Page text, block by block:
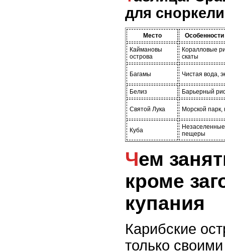
для
Место
Каймановы
острова
Коралловые
скаты
Багамы Чистая вода,
Белиз Барьерный
Святой Лука Морской
Куба
пещеры
Чем заняться на пляже,
кроме
купания
Карибские
только